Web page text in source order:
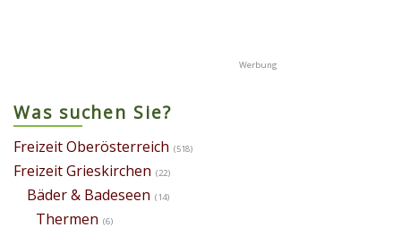
Was suchen Sie?
Freizeit Oberösterreich (518)
Freizeit Grieskirchen (22)
Bäder & Badeseen (14)
Thermen (6)